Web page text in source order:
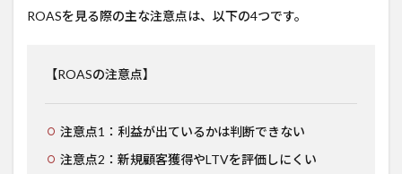
ROASを見る際の主な注意点は、以下の4つです。
【ROASの注意点】
注意点1：利益が出ているかは判断できない
注意点2：新規顧客獲得やLTVを評価しにくい